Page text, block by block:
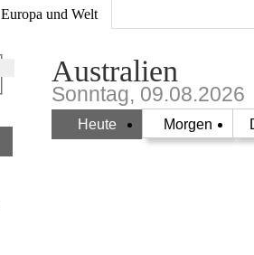
Europa und Welt
Australien
Sonntag, 09.08.2026
Heute Morgen